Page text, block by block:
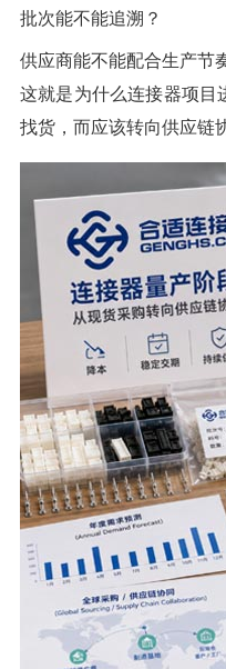
批次能不能追溯？
供应商能不能配合生产节
这就是为什么连接器项目
找货，而应该转向供应链